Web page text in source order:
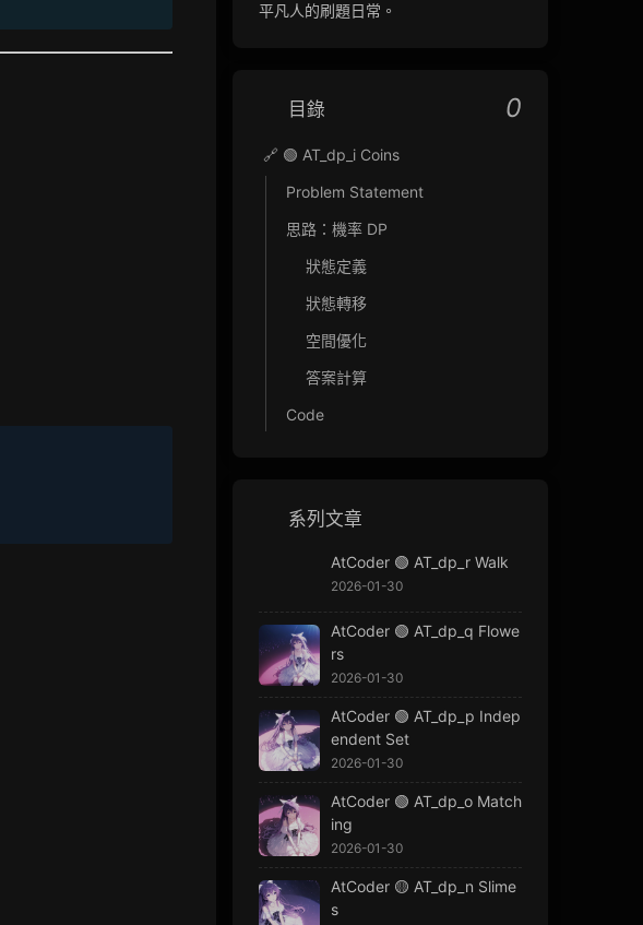
+ dp[i-1][j-1] \cdot p_i
2 \rfloor + 1}^{N} dp[N][j]
平凡人的刷題日常。
目錄 0
🔗 🟢 AT_dp_i Coins
Problem Statement
思路：機率 DP
狀態定義
狀態轉移
空間優化
答案計算
Code
系列文章
AtCoder 🟢 AT_dp_r Walk
2026-01-30
AtCoder 🟢 AT_dp_q Flowe
rs
2026-01-30
AtCoder 🟢 AT_dp_p Indep
endent Set
2026-01-30
AtCoder 🟢 AT_dp_o Match
ing
2026-01-30
AtCoder 🟡 AT_dp_n Slime
s